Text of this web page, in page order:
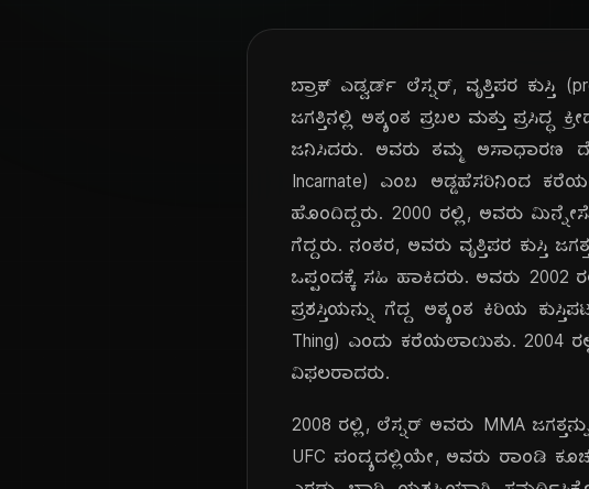
ಬ್ರಾಕ್ ಎಡ್ವರ್ಡ್ ಲೆಸ್ನರ್, ವೃತ್ತಿಪರ ಕುಸ್ತಿ
ಜಗತ್ತಿನಲ್ಲಿ ಅತ್ಯಂತ ಪ್ರಬಲ ಮತ್ತು ಪ್ರಸಿದ್ಧ
ಜನಿಸಿದರು. ಅವರು ತಮ್ಮ ಅಸಾಧಾರಣ
Incarnate) ಎಂಬ ಅಡ್ಡಹೆಸರಿನಿಂದ
ಹೊಂದಿದ್ದರು. 2000 ರಲ್ಲಿ, ಅವರು
ಗೆದ್ದರು. ನಂತರ, ಅವರು ವೃತ್ತಿಪರ ಕುಸ್ತಿ
ಒಪ್ಪಂದಕ್ಕೆ ಸಹಿ ಹಾಕಿದರು. ಅವರು
ಪ್ರಶಸ್ತಿಯನ್ನು ಗೆದ್ದ ಅತ್ಯಂತ ಕಿರಿಯ
Thing) ಎಂದು ಕರೆಯಲಾಯಿತು. 2004
ವಿಫಲರಾದರು.
2008 ರಲ್ಲಿ, ಲೆಸ್ನರ್ ಅವರು MMA
UFC ಪಂದ್ಯದಲ್ಲಿಯೇ, ಅವರು ರಾಂಡಿ